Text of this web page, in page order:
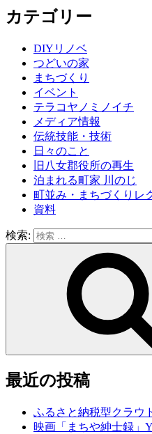
カテゴリー
DIYリノベ
つどいの家
まちづくり
イベント
テラコヤノミノイチ
メディア情報
伝統技能・技術
日々のこと
旧八女郡役所の再生
泊まれる町家 川のじ
町並み・まちづくりレ
資料
検索:
最近の投稿
ふるさと納税型クラウ
映画「まちや紳士録」